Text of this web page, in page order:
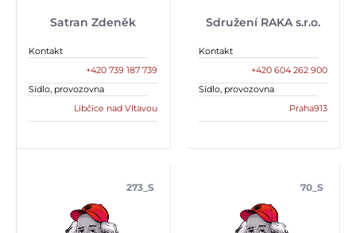
Satran Zdeněk
Kontakt
+420 739 187 739
Sídlo, provozovna
Libčice nad Vltavou
Sdružení RAKA s.r.o.
Kontakt
+420 604 262 900
Sídlo, provozovna
Praha913
273_S 70_S